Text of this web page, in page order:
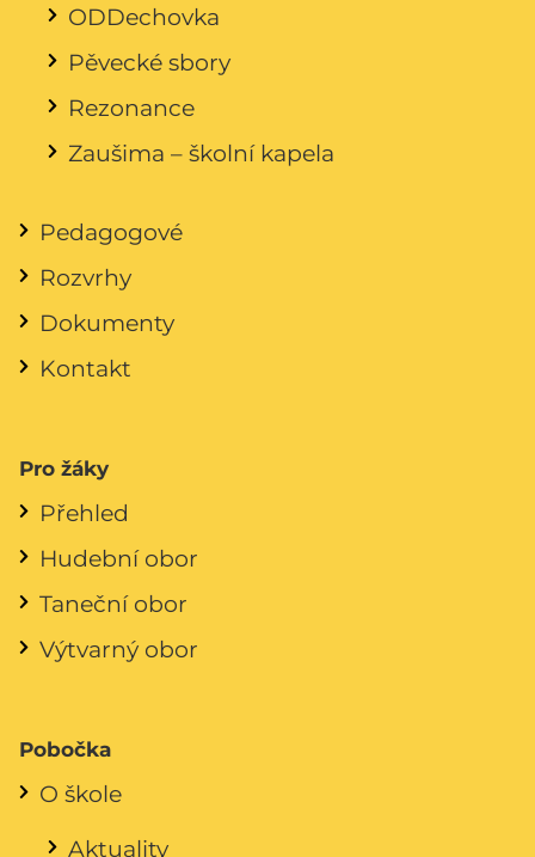
ODDechovka
Pěvecké sbory
Rezonance
Zaušima – školní kapela
Pedagogové
Rozvrhy
Dokumenty
Kontakt
Pro žáky
Přehled
Hudební obor
Taneční obor
Výtvarný obor
Pobočka
O škole
Aktuality